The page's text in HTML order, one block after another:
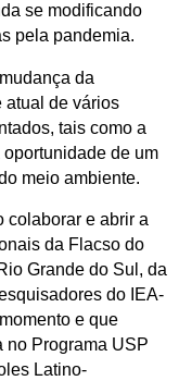
se modificando
pela pandemia.
da
atual de vários
tais como a
de um
meio ambiente.
colaborar e abrir a
da Flacso do
Grande do Sul, da
do IEA-
e que
no Programa USP
Latino-